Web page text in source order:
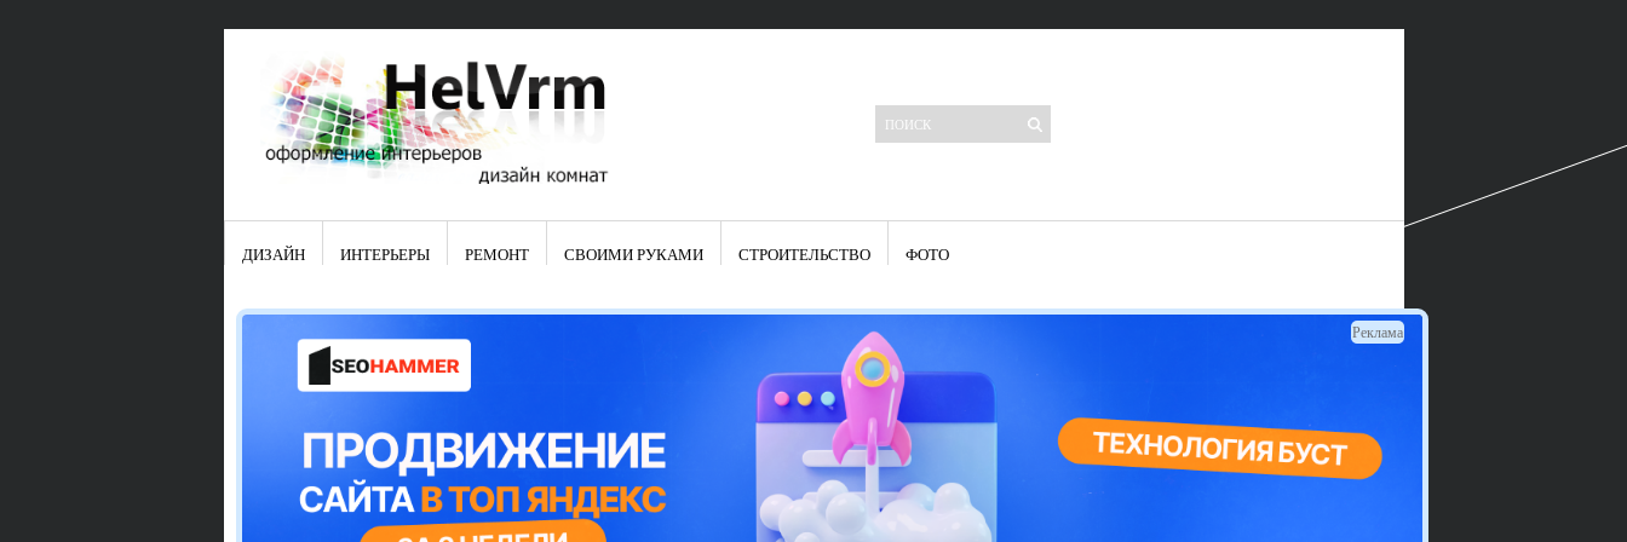
Свежие записи
Японские кухонные ножи: традиции древних самураев
Элитные кухни: стилевые особенности
Элитная посуда для кухни – гордость любой хозяйки
Шкаф-пенал для кухни по инструкции
Электропроводка на кухне: планирование и монтаж
Что представляет собой столовая группа для кухни
Школа ремонта кухни
Черно-белая кухня – дань моде или универсальный вариант дизайна
Электрические вытяжки для кухни:особенности применения
Фасады для кухни своими руками — ваша фантазия, плюс навыки
сотворят чудеса
Шьем шторы на кухню сами: пошаговая инструкция
Чем отмыть жир на кухне – советы опытных хозяек
ДИЗАЙН ИНТЕРЬЕРЫ РЕМОНТ СВОИМИ РУКАМИ СТРОИТЕЛЬСТВО ФОТО
Реклама